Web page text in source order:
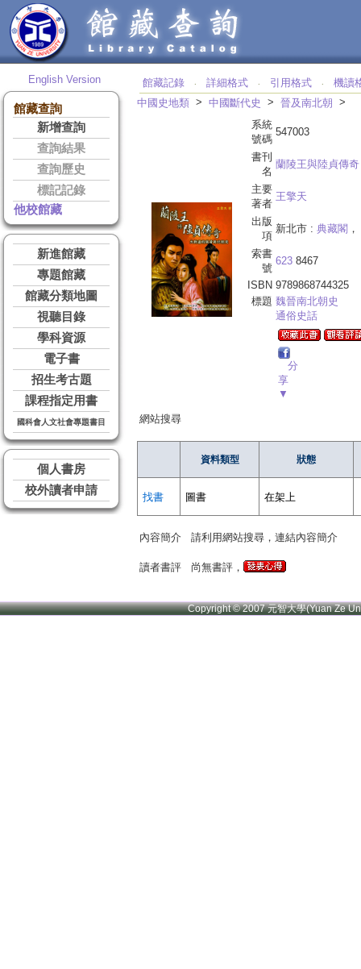
English Version
館藏查詢
新增查詢
查詢結果
查詢歷史
標記記錄
他校館藏
新進館藏
專題館藏
館藏分類地圖
視聽目錄
學科資源
電子書
招生考古題
課程指定用書
國科會人文社會專題書目
個人書房
校外讀者申請
館藏記錄 ‧ 詳細格式 ‧ 引用格式 ‧
機讀
中國史地類 > 中國斷代史 > 晉及南北朝 >
系統
號碼
547003
書刊
名
蘭陵王與陸貞傳奇
主要
著者
王擎天
出版
項
新北市 : 典藏閣
索書
號
623 8467
ISBN 9789868744325
標題 魏晉南北朝史
通俗史話
分
享
▼
網站搜尋
資料類型 狀態
找書 圖書 在架上
內容簡介 請利用網站搜尋，連結內容簡介
讀者書評 尚無書評，
Copyright © 2007 元智大學(Yuan Ze